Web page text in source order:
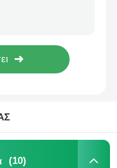
χάλυβα
(10)